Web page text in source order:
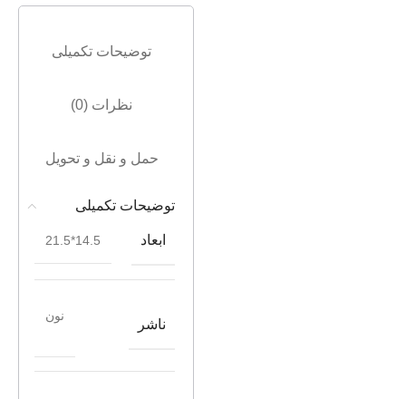
توضیحات تکمیلی
نظرات (0)
حمل و نقل و تحویل
توضیحات تکمیلی
ابعاد 14.5*21.5
ناشر
نون